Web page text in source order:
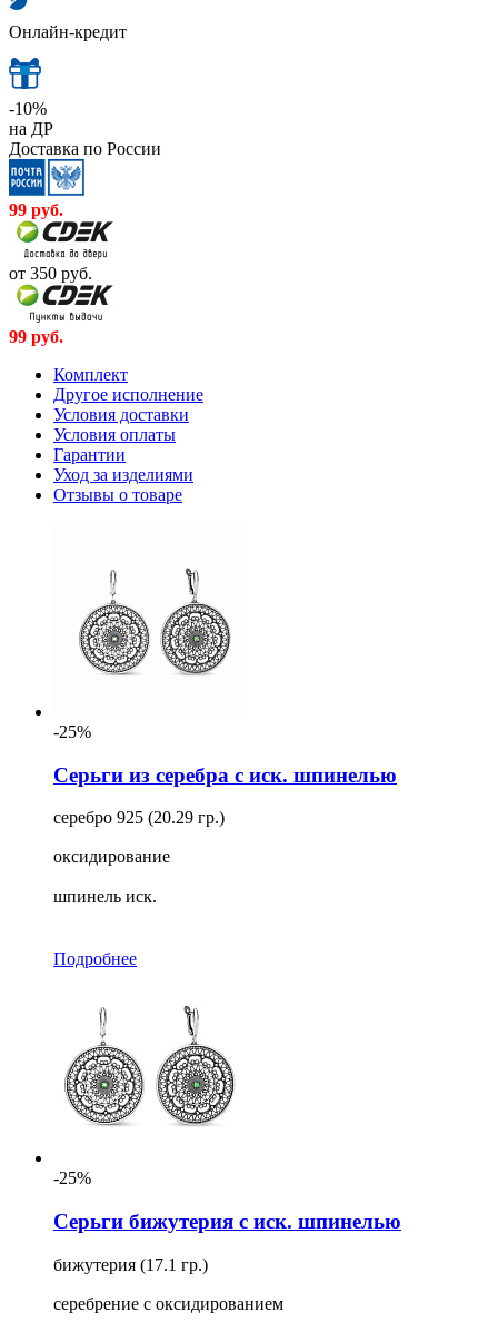
Онлайн-кредит
-10%
на ДР
Доставка по России
99 руб.
от 350 руб.
99 руб.
Комплект
Другое исполнение
Условия доставки
Условия оплаты
Гарантии
Уход за изделиями
Отзывы о товаре
-25%
Серьги из серебра с иск. шпинелью
серебро 925 (20.29 гр.)
оксидирование
шпинель иск.
Подробнее
-25%
Серьги бижутерия с иск. шпинелью
бижутерия (17.1 гр.)
серебрение с оксидированием